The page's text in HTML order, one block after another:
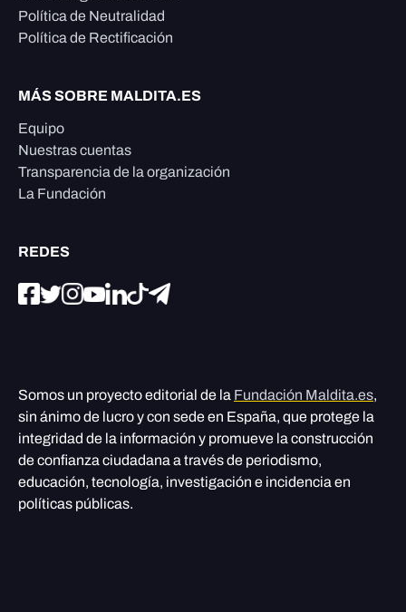
Política de Neutralidad
Política de Rectificación
MÁS SOBRE MALDITA.ES
Equipo
Nuestras cuentas
Transparencia de la organización
La Fundación
REDES
Somos un proyecto editorial de la Fundación Maldita.es,
sin ánimo de lucro y con sede en España, que protege la
integridad de la información y promueve la construcción
de confianza ciudadana a través de periodismo,
educación, tecnología, investigación e incidencia en
políticas públicas.